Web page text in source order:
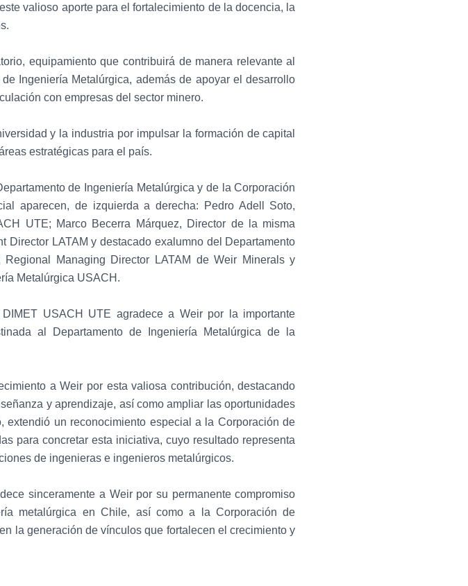
valioso aporte para el fortalecimiento de la docencia, la
equipamiento que contribuirá de manera relevante al
Ingeniería Metalúrgica, además de apoyar el desarrollo
con empresas del sector minero.
y la industria por impulsar la formación de capital
estratégicas para el país.
de Ingeniería Metalúrgica y de la Corporación
aparecen, de izquierda a derecha: Pedro Adell Soto,
UTE; Marco Becerra Márquez, Director de la misma
Director LATAM y destacado exalumno del Departamento
Managing Director LATAM de Weir Minerals y
Metalúrgica USACH.
USACH UTE agradece a Weir por la importante
al Departamento de Ingeniería Metalúrgica de la
a Weir por esta valiosa contribución, destacando
y aprendizaje, así como ampliar las oportunidades
un reconocimiento especial a la Corporación de
para concretar esta iniciativa, cuyo resultado representa
de ingenieras e ingenieros metalúrgicos.
sinceramente a Weir por su permanente compromiso
metalúrgica en Chile, así como a la Corporación de
la generación de vínculos que fortalecen el crecimiento y